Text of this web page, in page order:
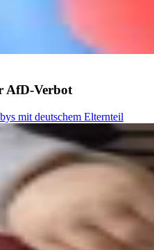
AfD-Verbot
mit deutschem Elternteil